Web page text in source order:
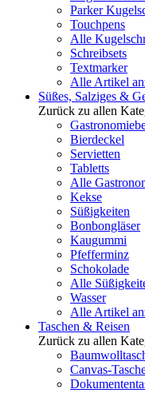
Parker
Touchpens
Alle
Schreibsets
Textmarker
Alle Artikel
Süßes, Salziges &
Zurück zu allen
Bierdeckel
Servietten
Tabletts
Alle
Kekse
Süßigkeiten
Bonbongläser
Kaugummi
Pfefferminz
Schokolade
Alle
Wasser
Alle Artikel
Taschen & Reisen
Zurück zu allen
Canvas-